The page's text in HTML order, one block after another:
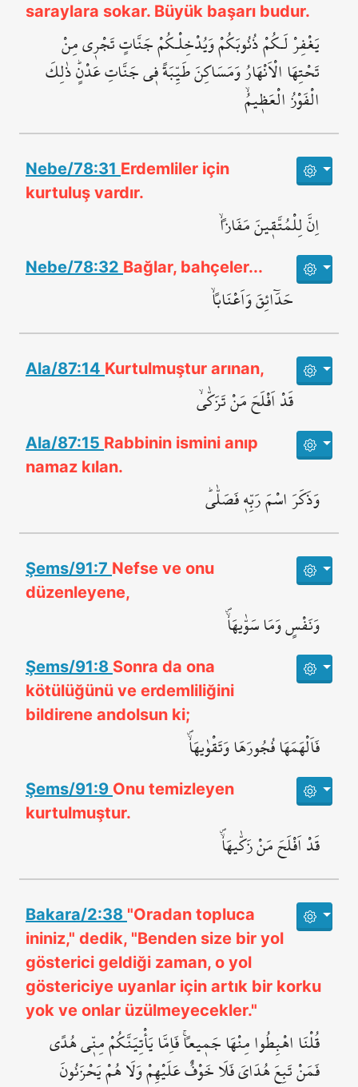
saraylara sokar. Büyük başarı budur.
يَغْفِرْ لَـكُمْ ذُنُوبَكُمْ وَيُدْخِلْـكُمْ جَنَّاتٍ تَجْر۪ي مِنْ
تَحْتِهَا الْاَنْهَارُ وَمَسَا‌كِنَ طَيِّبَةً ف۪ي جَنَّاتِ عَدْنٍۜ ذٰلِكَ
الْفَوْزُ الْعَظ۪يمُۙ
Nebe/78:31 Erdemliler için
kurtuluş vardır.
اِنَّ لِلْمُتَّق۪ينَ مَفَازاًۙ
Nebe/78:32 Bağlar, bahçeler...
حَدَٓائِقَ وَاَعْنَاباًۙ
Ala/87:14 Kurtulmuştur arınan,
قَدْ اَفْلَحَ مَنْ تَزَكّٰىۙ
Ala/87:15 Rabbinin ismini anıp
namaz kılan.
وَذَكَرَ اسْمَ رَبِّه۪ فَصَلّٰىۜ
Şems/91:7 Nefse ve onu
düzenleyene,
وَنَفْسٍ وَمَا سَوّٰيهَاۙۖ
Şems/91:8 Sonra da ona
kötülüğünü ve erdemliliğini
bildirene andolsun ki;
فَاَلْهَمَهَا فُجُورَهَا وَتَقْوٰيهَاۙۖ
Şems/91:9 Onu temizleyen
kurtulmuştur.
قَدْ اَفْلَحَ مَنْ زَكّٰيهَاۙۖ
Bakara/2:38 "Oradan topluca
ininiz," dedik, "Benden size bir yol
gösterici geldiği zaman, o yol
göstericiye uyanlar için artık bir korku
yok ve onlar üzülmeyecekler."
قُلْنَا اهْبِطُوا مِنْهَا جَم۪يعاًۚ فَاِمَّا يَأْتِيَنَّكُمْ مِنّ۪ي هُدًى
فَمَنْ تَبِعَ هُدَايَ فَلَا خَوْفٌ عَلَيْهِمْ وَلَا هُمْ يَحْزَنُونَ